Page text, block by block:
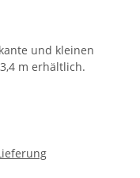
und kleinen
m erhältlich.